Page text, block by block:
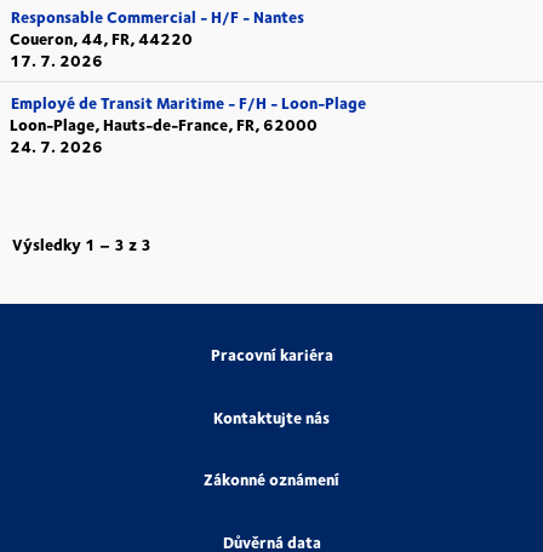
Responsable Commercial - H/F - Nantes
Coueron, 44, FR, 44220
17. 7. 2026
Employé de Transit Maritime - F/H - Loon-Plage
Loon-Plage, Hauts-de-France, FR, 62000
24. 7. 2026
Výsledky 1 – 3 z 3
Pracovní kariéra
Kontaktujte nás
Zákonné oznámení
Důvěrná data